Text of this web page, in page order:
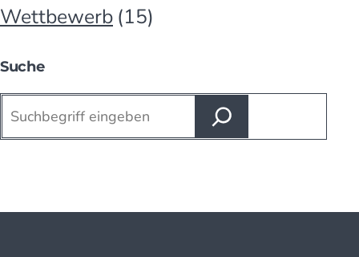
Wettbewerb (15)
Suche